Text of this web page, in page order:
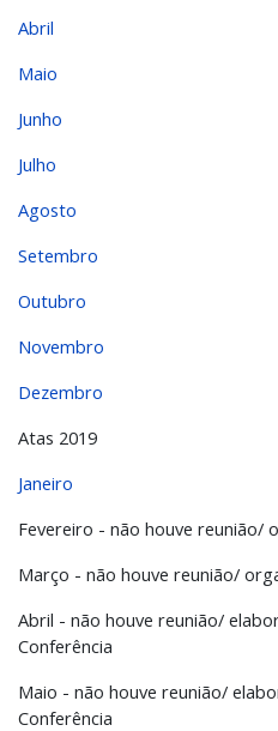
Abril
Maio
Junho
Julho
Agosto
Setembro
Outubro
Novembro
Dezembro
Atas 2019
Janeiro
Fevereiro - não houve reunião/
Março - não houve reunião/
Abril - não houve reunião/
Conferência
Maio - não houve reunião/
Conferência